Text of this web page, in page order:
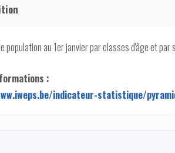
population au 1er janvier par classes d'âge et par
:
indicateur-statistique/